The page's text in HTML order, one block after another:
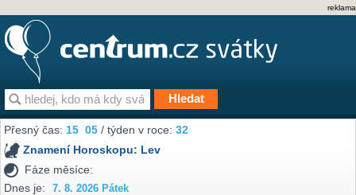
reklama
Přesný čas:15 05 / týden v roce:32
Znamení Horoskopu: Lev
Fáze měsíce:
Dnes je:
7. 8. 2026 Pátek